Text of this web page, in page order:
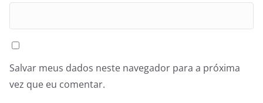
Salvar meus dados neste navegador para a próxima
vez que eu comentar.